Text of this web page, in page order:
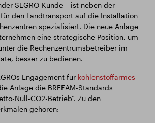
SEGRO-Kunde – ist neben der
den Landtransport auf die Installation
spezialisiert. Die neue Anlage
eine strategische Position, um
die Rechenzentrumsbetreiber im
besser zu bedienen.
Engagement für kohlenstoffarmes
Anlage die BREEAM-Standards
Null-CO2-Betrieb“. Zu den
gehören: